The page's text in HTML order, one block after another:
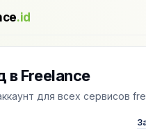
.id
в Freelance
для всех сервисов